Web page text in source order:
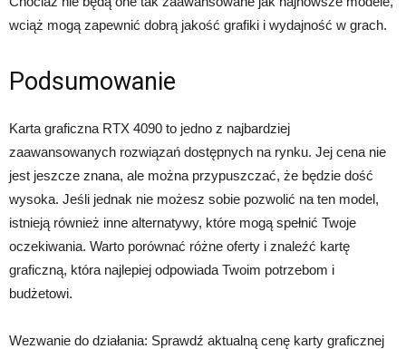
wciąż mogą zapewnić dobrą jakość grafiki i wydajność w grach.
Podsumowanie
Karta graficzna RTX 4090 to jedno z najbardziej
zaawansowanych rozwiązań dostępnych na rynku. Jej cena nie
jest jeszcze znana, ale można przypuszczać, że będzie dość
wysoka. Jeśli jednak nie możesz sobie pozwolić na ten model,
istnieją również inne alternatywy, które mogą spełnić Twoje
oczekiwania. Warto porównać różne oferty i znaleźć kartę
graficzną, która najlepiej odpowiada Twoim potrzebom i
budżetowi.
Wezwanie do działania: Sprawdź aktualną cenę karty graficznej